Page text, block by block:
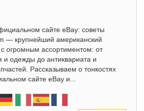
сайте eBay: советы
— крупнейший американский
с огромным ассортиментом: от
и одежды до антиквариата и
Рассказываем о тонкостях
сайте eBay и...